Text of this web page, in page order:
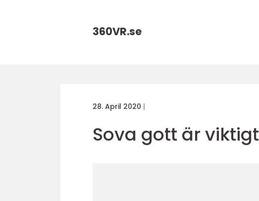
360VR.se
28. April 2020
Sova gott är viktigt